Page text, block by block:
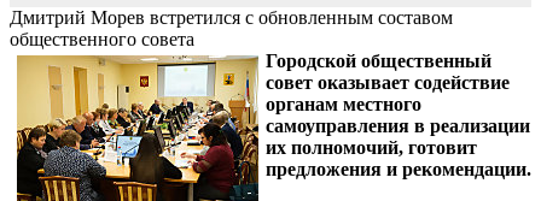
Дмитрий Морев встретился с обновленным составом
общественного совета
Городской общественный
совет оказывает содействие
органам местного
самоуправления в реализации
их полномочий, готовит
предложения и рекомендации.